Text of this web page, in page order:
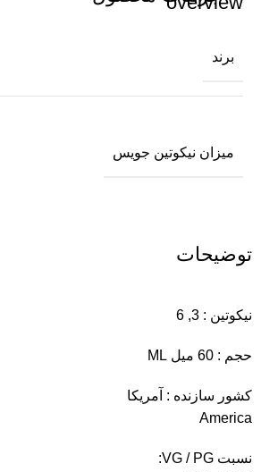
توضیحات
نیکوتین : 3, 6
حجم : 60 میل ML
کشور سازنده : آمریکا
America
نسبت VG / PG:
برند
میزان نیکوتین جویس